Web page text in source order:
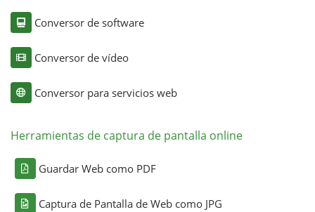
Conversor de software
Conversor de vídeo
Conversor para servicios web
Herramientas de captura de pantalla online
Guardar Web como PDF
Captura de Pantalla de Web como JPG